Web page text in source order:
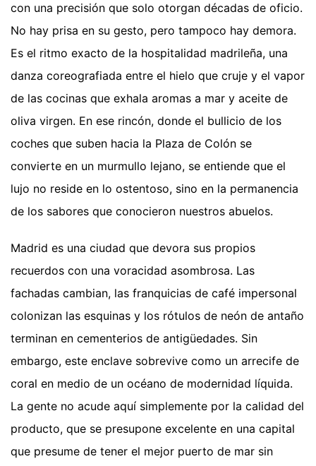
con una precisión que solo otorgan décadas de oficio.
No hay prisa en su gesto, pero tampoco hay demora.
Es el ritmo exacto de la hospitalidad madrileña, una
danza coreografiada entre el hielo que cruje y el vapor
de las cocinas que exhala aromas a mar y aceite de
oliva virgen. En ese rincón, donde el bullicio de los
coches que suben hacia la Plaza de Colón se
convierte en un murmullo lejano, se entiende que el
lujo no reside en lo ostentoso, sino en la permanencia
de los sabores que conocieron nuestros abuelos.
Madrid es una ciudad que devora sus propios
recuerdos con una voracidad asombrosa. Las
fachadas cambian, las franquicias de café impersonal
colonizan las esquinas y los rótulos de neón de antaño
terminan en cementerios de antigüedades. Sin
embargo, este enclave sobrevive como un arrecife de
coral en medio de un océano de modernidad líquida.
La gente no acude aquí simplemente por la calidad del
producto, que se presupone excelente en una capital
que presume de tener el mejor puerto de mar sin